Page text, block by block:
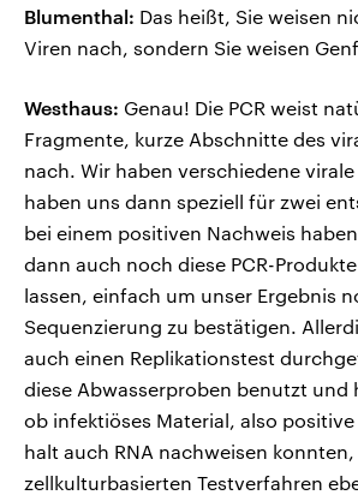
Blumenthal: Das heißt, Sie weisen
Viren nach, sondern Sie weisen
Westhaus: Genau! Die PCR weist
Fragmente, kurze Abschnitte des
nach. Wir haben verschiedene
haben uns dann speziell für zwei
bei einem positiven Nachweis
dann auch noch diese PCR-
lassen, einfach um unser Ergebnis
Sequenzierung zu bestätigen.
auch einen Replikationstest
diese Abwasserproben benutzt und
ob infektiöses Material, also
halt auch RNA nachweisen
zellkulturbasierten Testverfahren